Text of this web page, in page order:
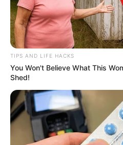
12 MALA WYSKA
13 MY FANCY
14 ROOFTOP
15 LEOPARDUCCIO
16 DOUBLE UP
Arrivée Quinté PMU
WINDSOR
4 – 9 – 16 – 1 – 5
TIPS AND LIFE HACKS
You Won't Believe What This
Shed!